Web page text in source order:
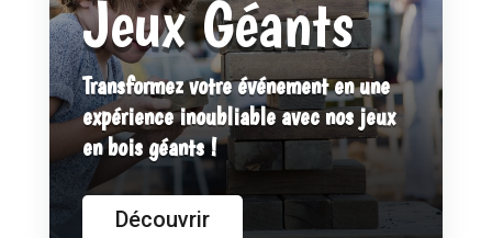
Jeux Géants
Transformez votre événement en une
expérience inoubliable avec nos jeux
en bois géants !
Découvrir